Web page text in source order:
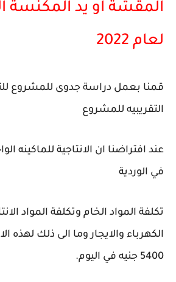
المقشة او يد المكنسة
لعام 2022
قمنا بعمل دراسة جدوى للمشروع
التقريبيه للمشروع
في الوردية
تكلفة المواد الخام وتكلفة المواد
الكهرباء والايجار وما الى ذلك لهذه
5400 جنيه في اليوم.